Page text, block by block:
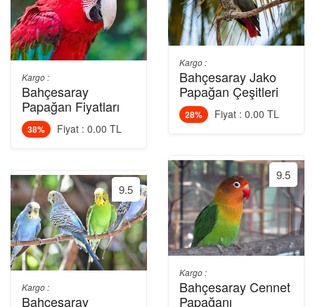
Kargo :
Bahçesaray
Papağan Fiyatları
38% Fiyat : 0.00 TL
9.5
Kargo :
Bahçesaray
Kargo :
Bahçesaray Jako
Papağan Çeşitleri
28% Fiyat : 0.00 TL
9.5
Kargo :
Bahçesaray Cennet
Papağanı